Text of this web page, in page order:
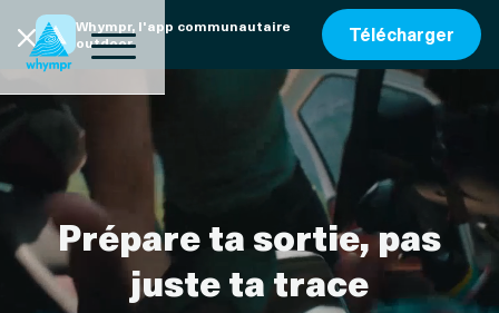
Whympr, l'app communautaire
outdoor
Télécharger
Prépare ta sortie, pas
juste ta trace